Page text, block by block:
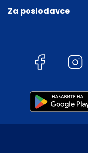
Za poslodavce